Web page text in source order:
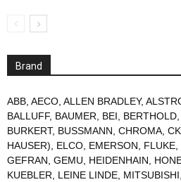
Brand
ABB AECO ALLEN BRADLEY,
BALLUFF, BAUMER BEI BERTHOLD
BURKERT, BUSSMANN CHROMA
HAUSER)
ELCO EMERSON FLUKE
GEFRAN GEMU HEIDENHAIN
KUEBLER
LEINE LINDE MITSUBISHI